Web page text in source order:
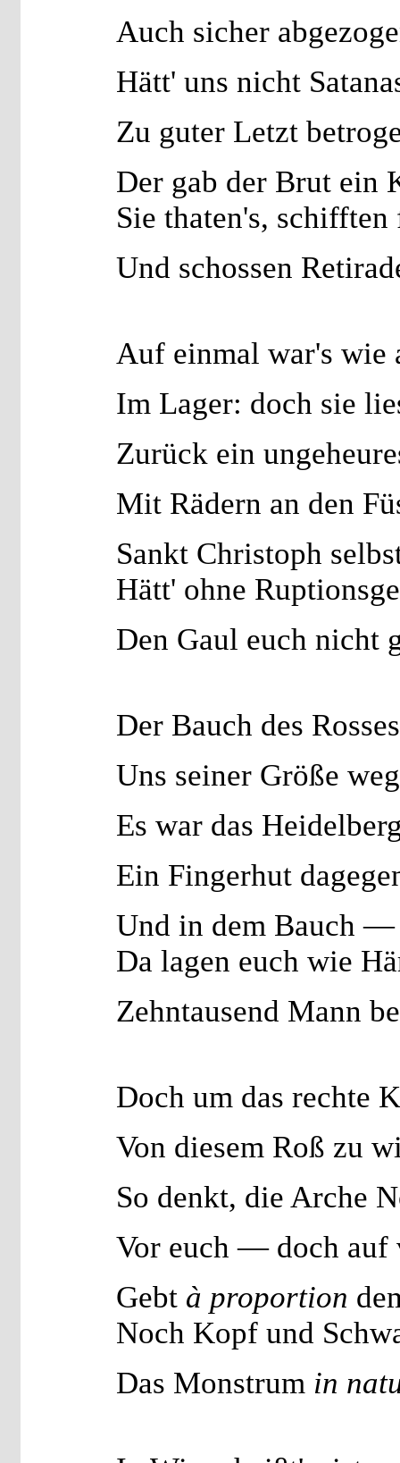
Auch sicher
Hätt' uns nicht
Zu guter Letzt
Der gab der Brut ein
Sie thaten's,
Und schossen
Auf einmal war's wie
Im Lager: doch sie
Zurück ein
Mit Rädern an den
Sankt Christoph
Hätt' ohne
Den Gaul euch nicht
Der Bauch des
Uns seiner Größe
Es war das
Ein Fingerhut
Und in dem Bauch —
Da lagen euch wie
Zehntausend Mann
Doch um das rechte
Von diesem Roß zu
So denkt, die Arche
Vor euch — doch auf
Gebt à proportion
Noch Kopf und
Das Monstrum in